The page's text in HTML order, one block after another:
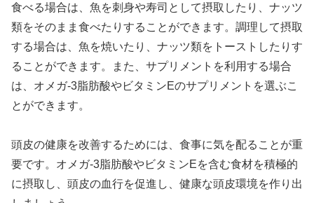
食べる場合は、魚を刺身や寿司として摂取したり、ナッツ
類をそのまま食べたりすることができます。調理して摂取
する場合は、魚を焼いたり、ナッツ類をトーストしたりす
ることができます。また、サプリメントを利用する場合
は、オメガ-3脂肪酸やビタミンEのサプリメントを選ぶこ
とができます。
頭皮の健康を改善するためには、食事に気を配ることが重
要です。オメガ-3脂肪酸やビタミンEを含む食材を積極的
に摂取し、頭皮の血行を促進し、健康な頭皮環境を作り出